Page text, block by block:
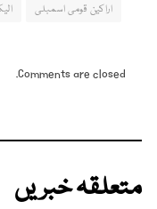
اراکین قومی اسمبلی
Comments are closed.
متعلقہ خبریں